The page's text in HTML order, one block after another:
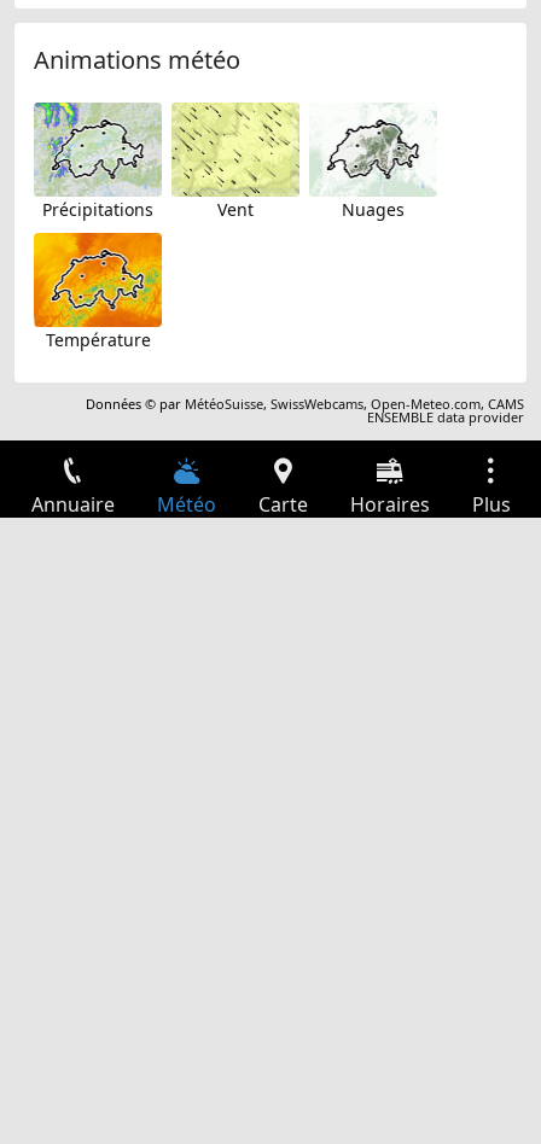
Animations météo
Précipitations Vent Nuages
Température
Données © par MétéoSuisse,SwissWebcams,Open-Meteo.com,CAMS
ENSEMBLE data provider
Annuaire Météo Carte Horaires Plus